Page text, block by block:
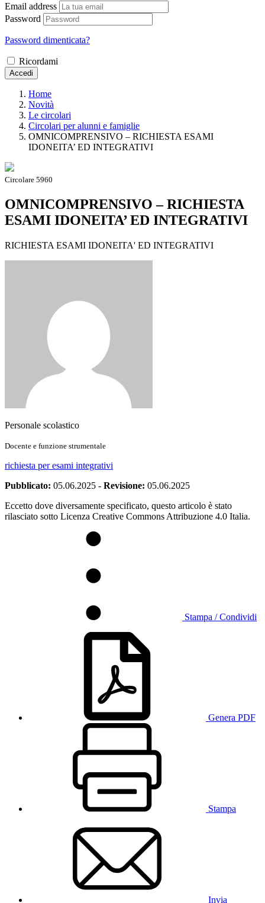
Email address
Password
Password dimenticata?
Ricordami
Accedi
Home
Novità
Le circolari
Circolari per alunni e famiglie
OMNICOMPRENSIVO – RICHIESTA ESAMI
IDONEITA’ ED INTEGRATIVI
Circolare 5960
OMNICOMPRENSIVO – RICHIESTA
ESAMI IDONEITA’ ED INTEGRATIVI
RICHIESTA ESAMI IDONEITA' ED INTEGRATIVI
Personale scolastico
Docente e funzione strumentale
richiesta per esami integrativi
Pubblicato: 05.06.2025 - Revisione: 05.06.2025
Eccetto dove diversamente specificato, questo articolo è stato
rilasciato sotto Licenza Creative Commons Attribuzione 4.0 Italia.
Stampa / Condividi
Genera PDF
Stampa
Invia